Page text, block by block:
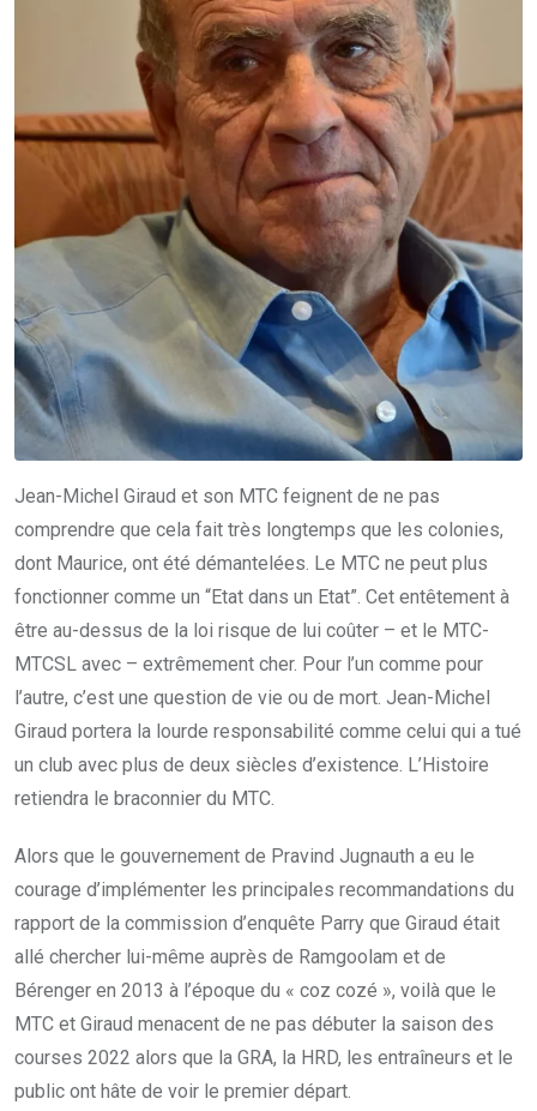
Jean-Michel Giraud et son MTC feignent de ne pas
comprendre que cela fait très longtemps que les colonies,
dont Maurice, ont été démantelées. Le MTC ne peut plus
fonctionner comme un “Etat dans un Etat”. Cet entêtement à
être au-dessus de la loi risque de lui coûter – et le MTC-
MTCSL avec – extrêmement cher. Pour l’un comme pour
l’autre, c’est une question de vie ou de mort. Jean-Michel
Giraud portera la lourde responsabilité comme celui qui a tué
un club avec plus de deux siècles d’existence. L’Histoire
retiendra le braconnier du MTC.
Alors que le gouvernement de Pravind Jugnauth a eu le
courage d’implémenter les principales recommandations du
rapport de la commission d’enquête Parry que Giraud était
allé chercher lui-même auprès de Ramgoolam et de
Bérenger en 2013 à l’époque du « coz cozé », voilà que le
MTC et Giraud menacent de ne pas débuter la saison des
courses 2022 alors que la GRA, la HRD, les entraîneurs et le
public ont hâte de voir le premier départ.